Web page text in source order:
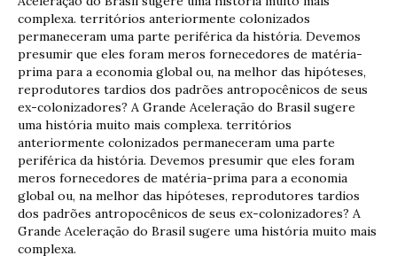
complexa. territórios anteriormente colonizados
permaneceram uma parte periférica da história. Devemos
presumir que eles foram meros fornecedores de matéria-
prima para a economia global ou, na melhor das hipóteses,
reprodutores tardios dos padrões antropocênicos de seus
ex-colonizadores? A Grande Aceleração do Brasil sugere
uma história muito mais complexa. territórios
anteriormente colonizados permaneceram uma parte
periférica da história. Devemos presumir que eles foram
meros fornecedores de matéria-prima para a economia
global ou, na melhor das hipóteses, reprodutores tardios
dos padrões antropocênicos de seus ex-colonizadores? A
Grande Aceleração do Brasil sugere uma história muito mais
complexa.